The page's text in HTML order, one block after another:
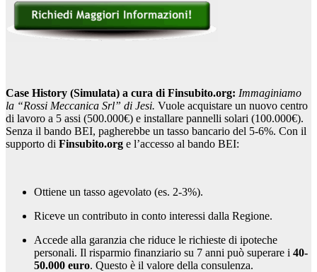
Case History (Simulata) a cura di Finsubito.org: Immaginiamo
la “Rossi Meccanica Srl” di Jesi. Vuole acquistare un nuovo centro
di lavoro a 5 assi (500.000€) e installare pannelli solari (100.000€).
Senza il bando BEI, pagherebbe un tasso bancario del 5-6%. Con il
supporto di Finsubito.org e l’accesso al bando BEI:
Ottiene un tasso agevolato (es. 2-3%).
Riceve un contributo in conto interessi dalla Regione.
Accede alla garanzia che riduce le richieste di ipoteche
personali. Il risparmio finanziario su 7 anni può superare i 40-
50.000 euro. Questo è il valore della consulenza.